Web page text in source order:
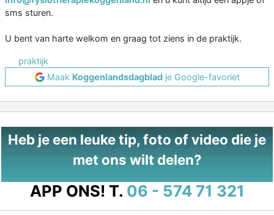
sms sturen.
U bent van harte welkom en graag tot ziens in de praktijk.
praktijk
Maak Koggenlandsdagbladje Google-favoriet
Heb je een leuke tip, foto of video die je
met ons wilt delen?
APP ONS! T. 06 - 574 71 321